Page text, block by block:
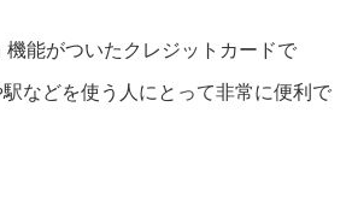
能がついたクレジットカードで
などを使う人にとって非常に便利で